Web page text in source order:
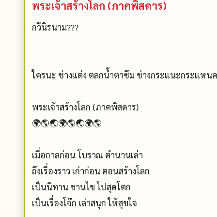
พระเจ้าสร้างโลก (ภาคพิสดาร)
กวีนิรนาม???
ใครนะ ช่างแต่ง ตลกน้ำตาซึม ช่างกระแนะกระแหนค
พระเจ้าสร้างโลก (ภาคพิสดาร)
🌍🌎🌏🌍🌎🌏🌍🌎
เมื่อกาลก่อน โบราณ ตำนานเล่า
ถึงเรื่องราว เก่าก่อน ตอนสร้างโลก
เป็นนิทาน ขานไข ไปสุดโตก
เป็นเรื่องโจ๊ก เล่าสนุก ให้สุขใจ